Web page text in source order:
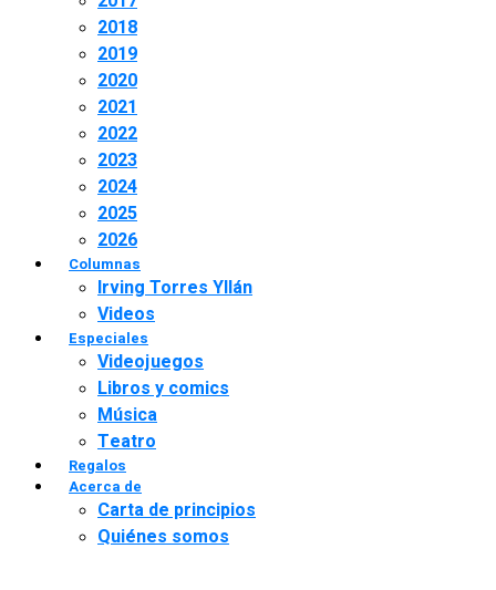
2018
2019
2020
2021
2022
2023
2024
2025
2026
Columnas
Irving Torres Yllán
Videos
Especiales
Videojuegos
Libros y comics
Música
Teatro
Regalos
Acerca de
Carta de principios
Quiénes somos